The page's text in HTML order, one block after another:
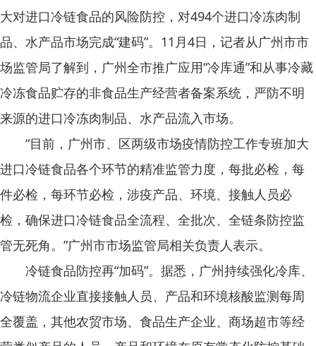
大对进口冷链食品的风险防控，对494个进口冷冻肉制
品、水产品市场完成“建码”。11月4日，记者从广州市市
场监管局了解到，广州全市推广应用“冷库通”和从事冷藏
冷冻食品贮存的非食品生产经营者备案系统，严防不明
来源的进口冷冻肉制品、水产品流入市场。
“目前，广州市、区两级市场疫情防控工作专班加大
进口冷链食品各个环节的精准监管力度，每批必检，每
件必检，每环节必检，涉疫产品、环境、接触人员必
检，确保进口冷链食品全流程、全批次、全链条防控监
管无死角。”广州市市场监管局相关负责人表示。
冷链食品防控再“加码”。据悉，广州持续强化冷库、
冷链物流企业直接接触人员、产品和环境核酸监测每周
全覆盖，其他农贸市场、食品生产企业、商场超市等经